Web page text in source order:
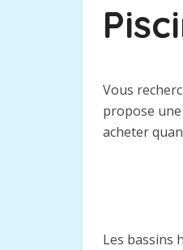
Vous
propose
acheter
Les bassins